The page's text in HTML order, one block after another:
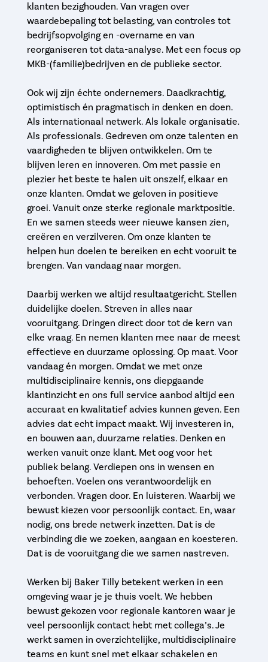
klanten bezighouden. Van vragen over
waardebepaling tot belasting, van controles tot
bedrijfsopvolging en -overname en van
reorganiseren tot data-analyse. Met een focus op
MKB-(familie)bedrijven en de publieke sector.
Ook wij zijn échte ondernemers. Daadkrachtig,
optimistisch én pragmatisch in denken en doen.
Als internationaal netwerk. Als lokale organisatie.
Als professionals. Gedreven om onze talenten en
vaardigheden te blijven ontwikkelen. Om te
blijven leren en innoveren. Om met passie en
plezier het beste te halen uit onszelf, elkaar en
onze klanten. Omdat we geloven in positieve
groei. Vanuit onze sterke regionale marktpositie.
En we samen steeds weer nieuwe kansen zien,
creëren en verzilveren. Om onze klanten te
helpen hun doelen te bereiken en echt vooruit te
brengen. Van vandaag naar morgen.
Daarbij werken we altijd resultaatgericht. Stellen
duidelijke doelen. Streven in alles naar
vooruitgang. Dringen direct door tot de kern van
elke vraag. En nemen klanten mee naar de meest
effectieve en duurzame oplossing. Op maat. Voor
vandaag én morgen. Omdat we met onze
multidisciplinaire kennis, ons diepgaande
klantinzicht en ons full service aanbod altijd een
accuraat en kwalitatief advies kunnen geven. Een
advies dat echt impact maakt. Wij investeren in,
en bouwen aan, duurzame relaties. Denken en
werken vanuit onze klant. Met oog voor het
publiek belang. Verdiepen ons in wensen en
behoeften. Voelen ons verantwoordelijk en
verbonden. Vragen door. En luisteren. Waarbij we
bewust kiezen voor persoonlijk contact. En, waar
nodig, ons brede netwerk inzetten. Dat is de
verbinding die we zoeken, aangaan en koesteren.
Dat is de vooruitgang die we samen nastreven.
Werken bij Baker Tilly betekent werken in een
omgeving waar je je thuis voelt. We hebben
bewust gekozen voor regionale kantoren waar je
veel persoonlijk contact hebt met collega’s. Je
werkt samen in overzichtelijke, multidisciplinaire
teams en kunt snel met elkaar schakelen en